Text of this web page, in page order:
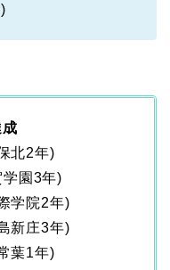
北2年)
園3年)
学院2年)
新庄3年)
葉1年)